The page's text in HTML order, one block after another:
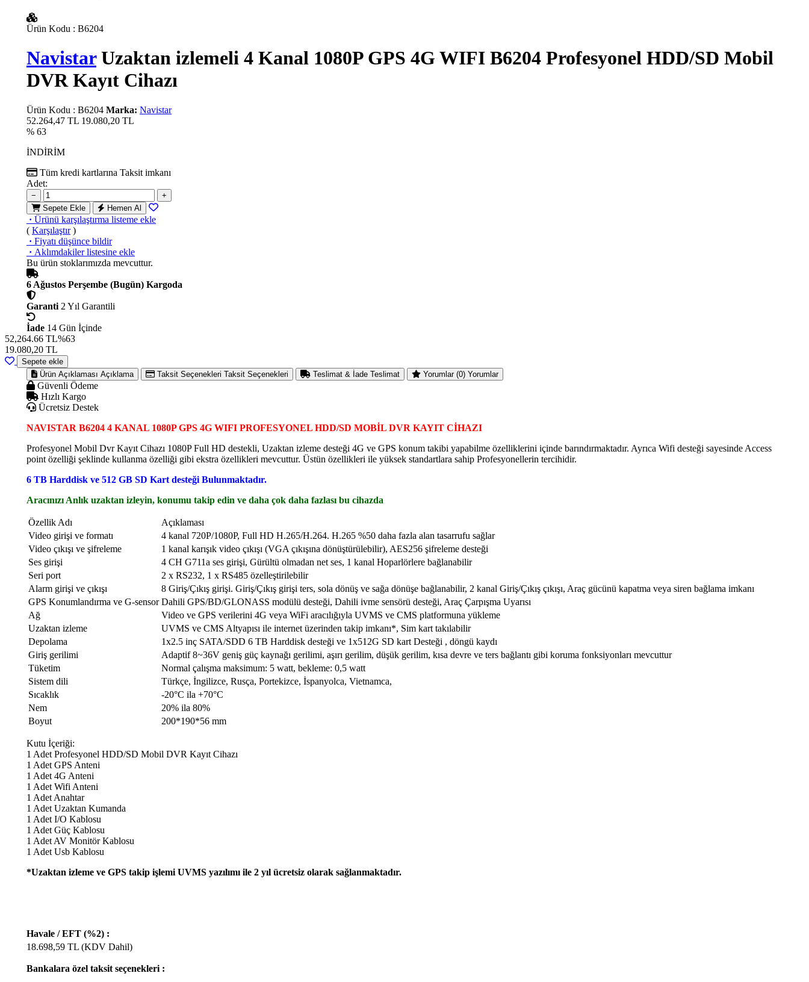
Ürün Kodu : B6204
NavistarUzaktan izlemeli 4 Kanal 1080P GPS 4G WIFI B6204 Profesyonel HDD/SD Mobil
DVR Kayıt Cihazı
Ürün Kodu : B6204 Marka: Navistar
52.264,47 TL 19.080,20 TL
% 63
İNDİRİM
Tüm kredi kartlarına Taksit imkanı
Adet:
−
+
Sepete Ekle
Hemen Al
· Ürünü karşılaştırma listeme ekle
( Karşılaştır)
· Fiyatı düşünce bildir
· Aklımdakiler listesine ekle
Bu ürün stoklarımızda mevcuttur.
6 Ağustos Perşembe (Bugün) Kargoda
Garanti 2 Yıl Garantili
İade 14 Gün İçinde
52,264.66 TL%63
19.080,20 TL
Sepete ekle
Ürün Açıklaması Açıklama Taksit Seçenekleri Taksit Seçenekleri Teslimat & İade Teslimat Yorumlar (0) Yorumlar
Güvenli Ödeme
Hızlı Kargo
Ücretsiz Destek
NAVISTAR B6204 4 KANAL 1080P GPS 4G WIFI PROFESYONEL HDD/SD MOBİL DVR KAYIT CİHAZI
Profesyonel Mobil Dvr Kayıt Cihazı 1080P Full HD destekli, Uzaktan izleme desteği 4G ve GPS konum takibi yapabilme özelliklerini içinde barındırmaktadır. Ayrıca Wifi desteği sayesinde Access
point özelliği şeklinde kullanma özelliği gibi ekstra özellikleri mevcuttur. Üstün özellikleri ile yüksek standartlara sahip Profesyonellerin tercihidir.
6 TB Harddisk ve 512 GB SD Kart desteği Bulunmaktadır.
Aracınızı Anlık uzaktan izleyin, konumu takip edin ve daha çok daha fazlası bu cihazda
Özellik Adı
Açıklaması
Video girişi ve formatı
4 kanal 720P/1080P, Full HD H.265/H.264. H.265 %50 daha fazla alan tasarrufu sağlar
Video çıkışı ve şifreleme
1 kanal karışık video çıkışı (VGA çıkışına dönüştürülebilir), AES256 şifreleme desteği
Ses girişi
4 CH G711a ses girişi, Gürültü olmadan net ses, 1 kanal Hoparlörlere bağlanabilir
Seri port
2 x RS232, 1 x RS485 özelleştirilebilir
Alarm girişi ve çıkışı
8 Giriş/Çıkış girişi. Giriş/Çıkış girişi ters, sola dönüş ve sağa dönüşe bağlanabilir, 2 kanal Giriş/Çıkış çıkışı, Araç gücünü kapatma veya siren bağlama imkanı
GPS Konumlandırma ve G-sensor Dahili GPS/BD/GLONASS modülü desteği, Dahili ivme sensörü desteği, Araç Çarpışma Uyarısı
Ağ
Video ve GPS verilerini 4G veya WiFi aracılığıyla UVMS ve CMS platformuna yükleme
Uzaktan izleme
UVMS ve CMS Altyapısı ile internet üzerinden takip imkanı*, Sim kart takılabilir
Depolama
1x2.5 inç SATA/SDD 6 TB Harddisk desteği ve 1x512G SD kart Desteği , döngü kaydı
Giriş gerilimi
Adaptif 8~36V geniş güç kaynağı gerilimi, aşırı gerilim, düşük gerilim, kısa devre ve ters bağlantı gibi koruma fonksiyonları mevcuttur
Tüketim
Normal çalışma maksimum: 5 watt, bekleme: 0,5 watt
Sistem dili
Türkçe, İngilizce, Rusça, Portekizce, İspanyolca, Vietnamca,
Sıcaklık
-20°C ila +70°C
Nem
20% ila 80%
Boyut
200*190*56 mm
Kutu İçeriği:
1 Adet Profesyonel HDD/SD Mobil DVR Kayıt Cihazı
1 Adet GPS Anteni
1 Adet 4G Anteni
1 Adet Wifi Anteni
1 Adet Anahtar
1 Adet Uzaktan Kumanda
1 Adet I/O Kablosu
1 Adet Güç Kablosu
1 Adet AV Monitör Kablosu
1 Adet Usb Kablosu
*Uzaktan izleme ve GPS takip işlemi UVMS yazılımı ile 2 yıl ücretsiz olarak sağlanmaktadır.
Havale / EFT (%2) :
18.698,59 TL (KDV Dahil)
Bankalara özel taksit seçenekleri :